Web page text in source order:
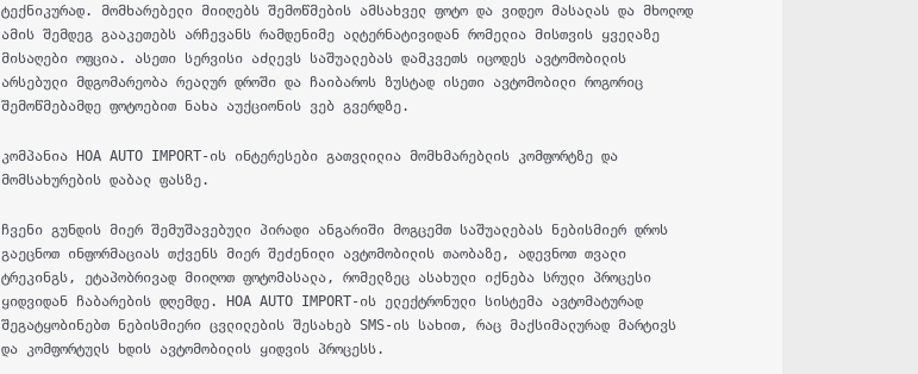
ტექნიკურად. მომხარებელი მიიღებს შემოწმების ამსახველ ფოტო და ვიდეო მასალას და მხოლოდ
ამის შემდეგ გააკეთებს არჩევანს რამდენიმე ალტერნატივიდან რომელია მისთვის ყველაზე
მისაღები ოფცია. ასეთი სერვისი აძლევს საშუალებას დამკვეთს იცოდეს ავტომობილის
არსებული მდგომარეობა რეალურ დროში და ჩაიბაროს ზუსტად ისეთი ავტომობილი როგორიც
შემოწმებამდე ფოტოებით ნახა აუქციონის ვებ გვერდზე.
კომპანია HOA AUTO IMPORT-ის ინტერესები გათვლილია მომხმარებლის კომფორტზე და
მომსახურების დაბალ ფასზე.
ჩვენი გუნდის მიერ შემუშავებული პირადი ანგარიში მოგცემთ საშუალებას ნებისმიერ დროს
გაეცნოთ ინფორმაციას თქვენს მიერ შეძენილი ავტომობილის თაობაზე, ადევნოთ თვალი
ტრეკინგს, ეტაპობრივად მიიღოთ ფოტომასალა, რომელზეც ასახული იქნება სრული პროცესი
ყიდვიდან ჩაბარების დღემდე. HOA AUTO IMPORT-ის ელექტრონული სისტემა ავტომატურად
შეგატყობინებთ ნებისმიერი ცვლილების შესახებ SMS-ის სახით, რაც მაქსიმალურად მარტივს
და კომფორტულს ხდის ავტომობილის ყიდვის პროცესს.